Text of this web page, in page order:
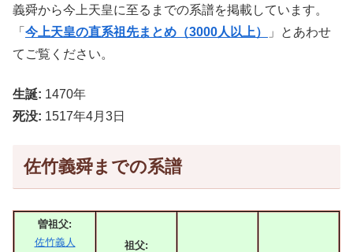
義舜から今上天皇に至るまでの系譜を掲載しています。
「 今上天皇の直系祖先まとめ（3000人以上）
」とあわせ
てご覧ください。
生誕: 1470年
死没: 1517年4月3日
佐竹義舜までの系譜
曽祖父:
佐竹義人
祖父: